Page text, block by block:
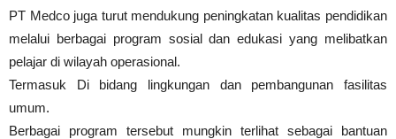
PT Medco juga turut mendukung peningkatan kualitas pendidikan
melalui berbagai program sosial dan edukasi yang melibatkan
pelajar di wilayah operasional.
Termasuk Di bidang lingkungan dan pembangunan fasilitas
umum.
Berbagai program tersebut mungkin terlihat sebagai bantuan